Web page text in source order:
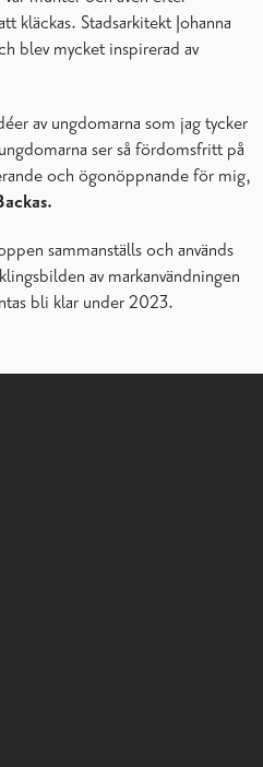
kläckas. Stadsarkitekt Johanna
blev mycket inspirerad av
av ungdomarna som jag tycker
ser så fördomsfritt på
och ögonöppnande för mig,
sammanställs och används
av markanvändningen
bli klar under 2023.